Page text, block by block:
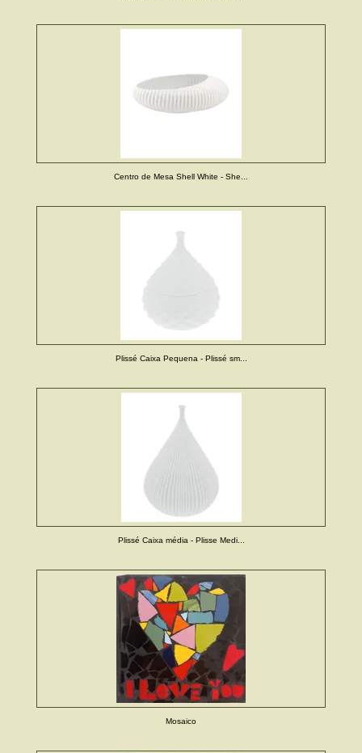
Centro de Mesa Shell White - She...
Plissé Caixa Pequena - Plissé sm...
Plissé Caixa média - Plisse Medi...
Mosaico